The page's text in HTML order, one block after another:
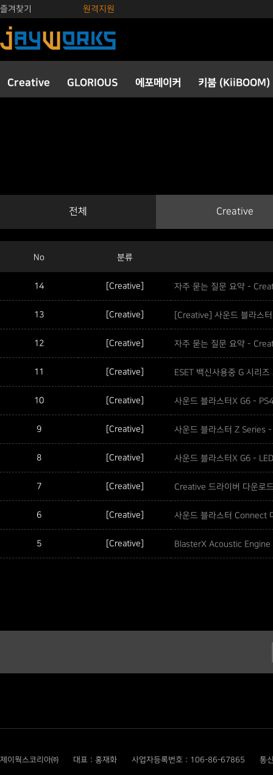
즐겨찾기 원격지원
Creative GLORIOUS 에포메이커 키붐 (KiiBOOM)
전체 Creative
No 분류
14 [Creative] 자주 묻는 질문 요약 -
13 [Creative] [Creative] 사운드 블라스
12 [Creative] 자주 묻는 질문 요약 -
11 [Creative] ESET 백신사용중 G 시리
10 [Creative] 사운드 블라스터X G6 -
9 [Creative] 사운드 블라스터 Z Series
8 [Creative] 사운드 블라스터X G6 -
7 [Creative] Creative 드라이버 다운로
6 [Creative] 사운드 블라스터 Connect
5 [Creative] BlasterX Acoustic Engine
제이웍스코리아㈜ 대표 : 홍재화 사업자등록번호 : 106-86-67865 통